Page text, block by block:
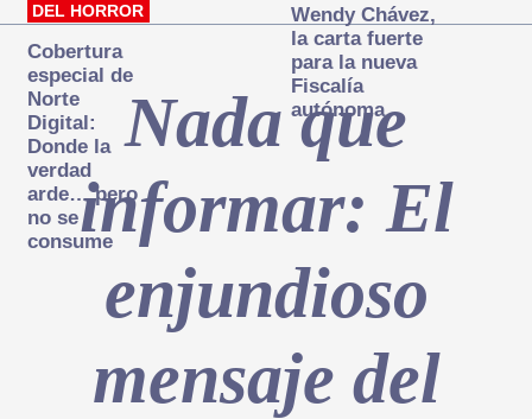
DEL HORROR
Cobertura
especial de
Norte
Digital:
Donde la
verdad
arde… pero
no se
consume
Wendy Chávez,
la carta fuerte
para la nueva
Fiscalía
autónoma
Nada que
informar: El
enjundioso
mensaje del